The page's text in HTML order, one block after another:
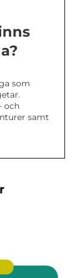
som
och
samt